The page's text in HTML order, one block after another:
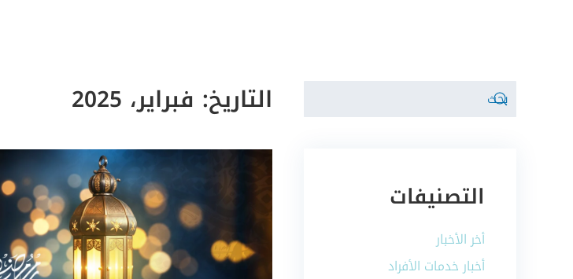
التاريخ: فبراير، 2025
التصنيفات
أخر الأخبار
أخبار خدمات الأفراد